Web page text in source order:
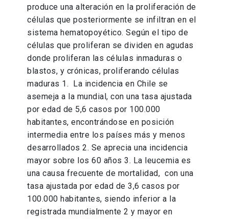
produce una alteración en la proliferación de
células que posteriormente se infiltran en el
sistema hematopoyético. Según el tipo de
células que proliferan se dividen en agudas
donde proliferan las células inmaduras o
blastos, y crónicas, proliferando células
maduras 1. La incidencia en Chile se
asemeja a la mundial, con una tasa ajustada
por edad de 5,6 casos por 100.000
habitantes, encontrándose en posición
intermedia entre los países más y menos
desarrollados 2. Se aprecia una incidencia
mayor sobre los 60 años 3. La leucemia es
una causa frecuente de mortalidad, con una
tasa ajustada por edad de 3,6 casos por
100.000 habitantes, siendo inferior a la
registrada mundialmente 2 y mayor en